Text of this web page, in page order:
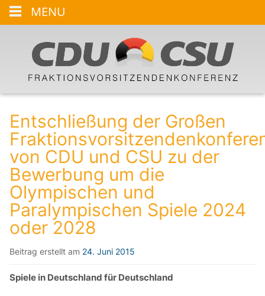
Entschließung der Großen
von CDU und CSU zu der
Bewerbung um die
Olympischen und
Paralympischen Spiele 2024
oder 2028
Beitrag erstellt am 24. Juni 2015
Spiele in Deutschland für Deutschland
MENU